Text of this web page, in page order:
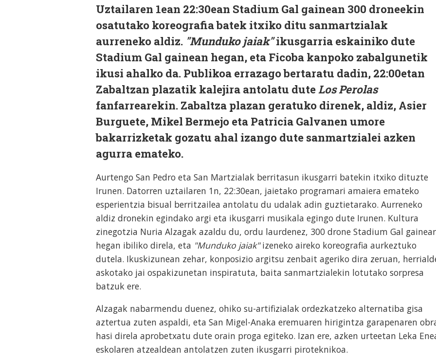
Uztailaren 1ean 22:30ean Stadium Gal gainean 300 droneekin
osatutako koreografia batek itxiko ditu sanmartzialak
aurreneko aldiz. "Munduko jaiak"ikusgarria eskainiko dute
Stadium Gal gainean hegan, eta Ficoba kanpoko zabalgunetik
ikusi ahalko da. Publikoa errazago bertaratu dadin, 22:00etan
Zabaltzan plazatik kalejira antolatu duteLos Perolas
fanfarrearekin. Zabaltza plazan geratuko direnek, aldiz, Asier
Burguete, Mikel Bermejo eta Patricia Galvanen umore
bakarrizketak gozatu ahal izango dute sanmartzialei azken
agurra emateko.
Aurtengo San Pedro eta San Martzialak berritasun ikusgarri batekin itxiko dituzte
Irunen. Datorren uztailaren 1n, 22:30ean, jaietako programari amaiera emateko
esperientzia bisual berritzailea antolatu du udalak adin guztietarako. Aurreneko
aldiz dronekin egindako argi eta ikusgarri musikala egingo dute Irunen. Kultura
zinegotzia Nuria Alzagak azaldu du, ordu laurdenez, 300 drone Stadium Gal
hegan ibiliko direla, eta "Munduko jaiak"izeneko aireko koreografia aurkeztuko
dutela. Ikuskizunean zehar, konposizio argitsu zenbait ageriko dira zeruan,
askotako jai ospakizunetan inspiratuta, baita sanmartzialekin lotutako sorpresa
batzuk ere.
Alzagak nabarmendu duenez, ohiko su-artifizialak ordezkatzeko alternatiba gisa
aztertua zuten aspaldi, eta San Migel-Anaka eremuaren hirigintza garapenaren
hasi direla aprobetxatu dute orain proga egiteko. Izan ere, azken urteetan Leka
eskolaren atzealdean antolatzen zuten ikusgarri piroteknikoa.